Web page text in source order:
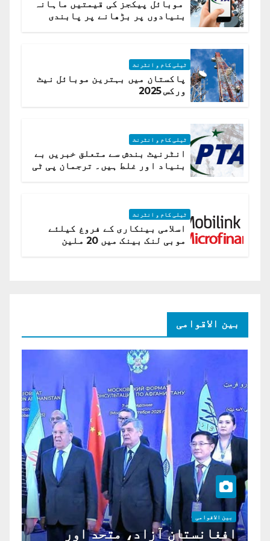
موبائل پیکجز کی قیمتیں ماہانہ
بنیادوں پر بڑھانے پر پابندی
ٹیلی کام و انٹرنٹ
پاکستان میں بہترین موبائل نیٹ
ورکس 2025
ٹیلی کام و انٹرنٹ
انٹرنیٹ بندش سے متعلق خبریں بے
بنیاد اور غلط ہیں۔ ترجمان پی ٹی
ٹیلی کام و انٹرنٹ
اسلامی بینکاری کے فروغ کیلئے
موبی لنک بینک میں 20 ملین
بین الاقوامی
بین الاقوامی
افغانستان آزاد، متحد اور